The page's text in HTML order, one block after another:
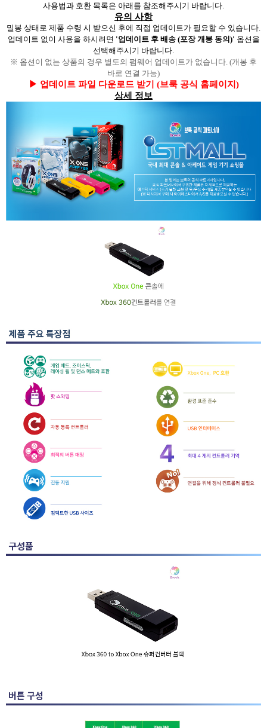
사용법과 호환 목록은 아래를 참조해주시기 바랍니다.
유의 사항
밀봉 상태로 제품 수령 시 받으신 후에 직접 업데이트가 필요할 수 있습니다.
업데이트 없이 사용을 하시려면 '업데이트 후 배송 (포장 개봉 동의)' 옵션을
선택해주시기 바랍니다.
※ 옵션이 없는 상품의 경우 별도의 펌웨어 업데이트가 없습니다. (개봉 후
바로 연결 가능)
▶ 업데이트 파일 다운로드 받기 (브룩 공식 홈페이지)
상세 정보